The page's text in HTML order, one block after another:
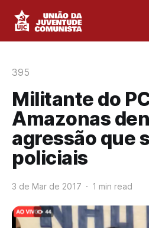
395
Militante do
Amazonas
agressão que
policiais
3 de Mar de 2017 1 min read